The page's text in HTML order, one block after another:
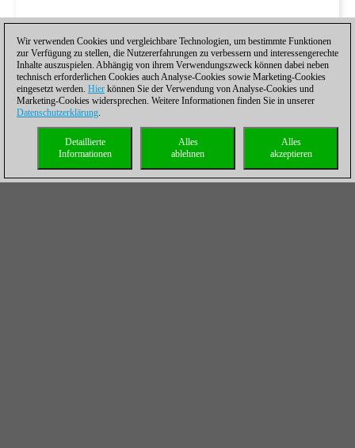
Wir verwenden Cookies und vergleichbare Technologien, um bestimmte Funktionen
zur Verfügung zu stellen, die Nutzererfahrungen zu verbessern und interessengerechte
Inhalte auszuspielen. Abhängig von ihrem Verwendungszweck können dabei neben
technisch erforderlichen Cookies auch Analyse-Cookies sowie Marketing-Cookies
eingesetzt werden. Hier können Sie der Verwendung von Analyse-Cookies und
Marketing-Cookies widersprechen. Weitere Informationen finden Sie in unserer
Datenschutzerklärung.
Alles
akzeptieren
Alles
ablehnen
Detaillierte
Informationen